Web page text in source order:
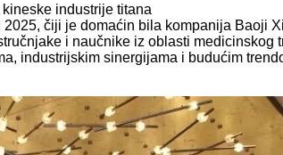
industrije titana
čiji je domaćin bila kompanija Baoji
i naučnike iz oblasti medicinskog
industrijskim sinergijama i budućim